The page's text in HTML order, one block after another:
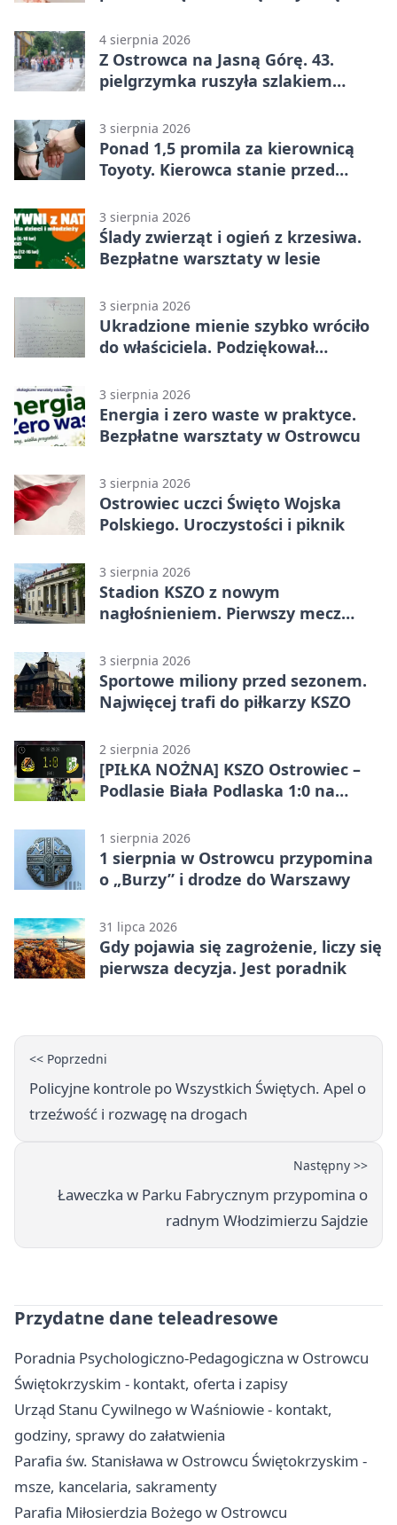
4 sierpnia 2026
Z Ostrowca na Jasną Górę. 43.
pielgrzymka ruszyła szlakiem
3 sierpnia 2026
Ponad 1,5 promila za kierownicą
Toyoty. Kierowca stanie przed
3 sierpnia 2026
Ślady zwierząt i ogień z krzesiwa.
Bezpłatne warsztaty w lesie
3 sierpnia 2026
Ukradzione mienie szybko wróciło
do właściciela. Podziękował
3 sierpnia 2026
Energia i zero waste w praktyce.
Bezpłatne warsztaty w Ostrowcu
3 sierpnia 2026
Ostrowiec uczci Święto Wojska
Polskiego. Uroczystości i piknik
3 sierpnia 2026
Stadion KSZO z nowym
nagłośnieniem. Pierwszy mecz
3 sierpnia 2026
Sportowe miliony przed sezonem.
Najwięcej trafi do piłkarzy KSZO
2 sierpnia 2026
[PIŁKA NOŻNA] KSZO Ostrowiec –
Podlasie Biała Podlaska 1:0 na
(Grupa IV)
1 sierpnia 2026
1 sierpnia w Ostrowcu przypomina
o „Burzy” i drodze do Warszawy
31 lipca 2026
Gdy pojawia się zagrożenie, liczy się
pierwsza decyzja. Jest poradnik
<< Poprzedni
Policyjne kontrole po Wszystkich Świętych. Apel o
trzeźwość i rozwagę na drogach
Następny >>
Ławeczka w Parku Fabrycznym przypomina o
radnym Włodzimierzu Sajdzie
Przydatne dane teleadresowe
Poradnia Psychologiczno-Pedagogiczna w Ostrowcu
Świętokrzyskim - kontakt, oferta i zapisy
Urząd Stanu Cywilnego w Waśniowie - kontakt,
godziny, sprawy do załatwienia
Parafia św. Stanisława w Ostrowcu Świętokrzyskim -
msze, kancelaria, sakramenty
Parafia Miłosierdzia Bożego w Ostrowcu